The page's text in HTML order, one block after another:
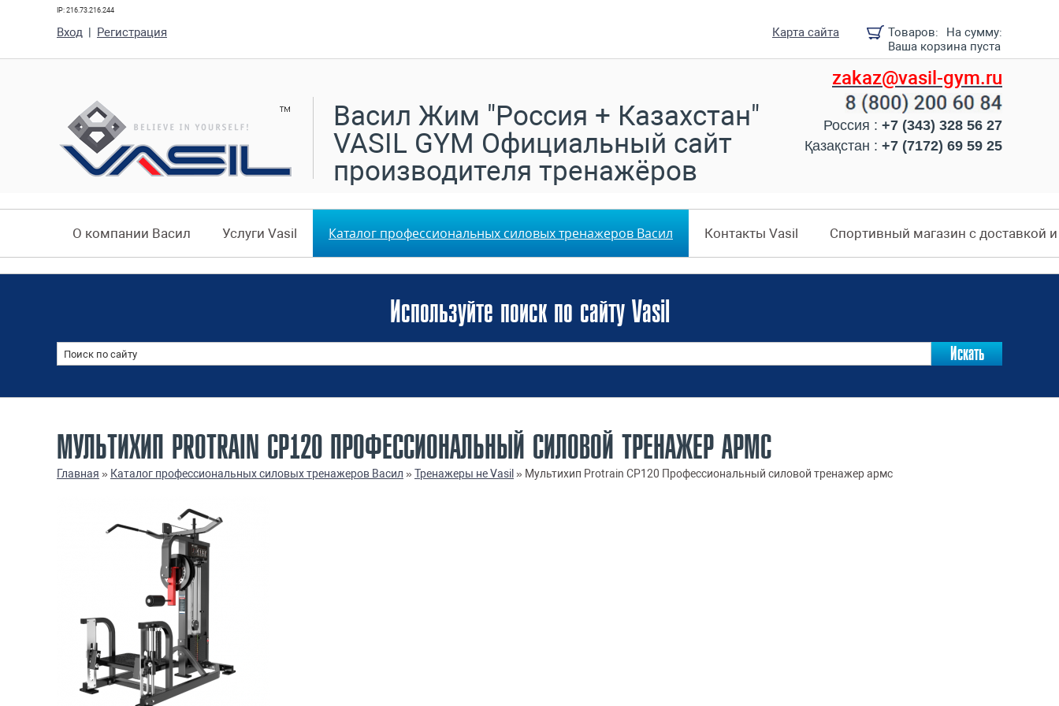
IP: 216.73.216.244
Товаров:
На сумму:
Ваша корзина пуста
Карта сайта
Вход | Регистрация
zakaz@vasil-gym.ru
Россия : +7 (343) 328 56 27
Қазақстан : +7 (7172) 69 59 25
Васил Жим "Россия + Казахстан"
VASIL GYM Официальный сайт
производителя тренажёров
О компании Васил Услуги Vasil Каталог профессиональных силовых тренажеров Васил Контакты Vasil Спортивный магазин с доставкой
Используйте поиск по сайту Vasil
МУЛЬТИХИП PROTRAIN CP120 ПРОФЕССИОНАЛЬНЫЙ СИЛОВОЙ ТРЕНАЖЕР АРМС
Главная » Каталог профессиональных силовых тренажеров Васил »Тренажеры не Vasil » Мультихип Protrain CP120 Профессиональный силовой тренажер армс